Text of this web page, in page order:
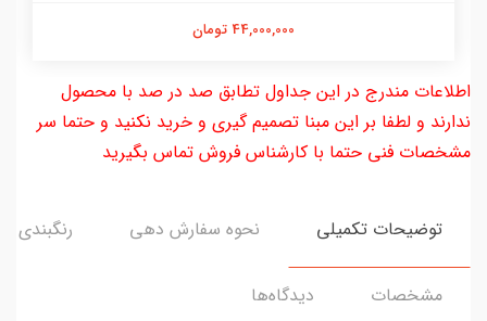
44,000,000 تومان
اطلاعات مندرج در این جداول تطابق صد در صد با محصول
ندارند و لطفا بر این مبنا تصمیم گیری و خرید نکنید و حتما سر
مشخصات فنی حتما با کارشناس فروش تماس بگیرید
توضیحات تکمیلی نحوه سفارش دهی رنگبندی
مشخصات دیدگاه‌ها